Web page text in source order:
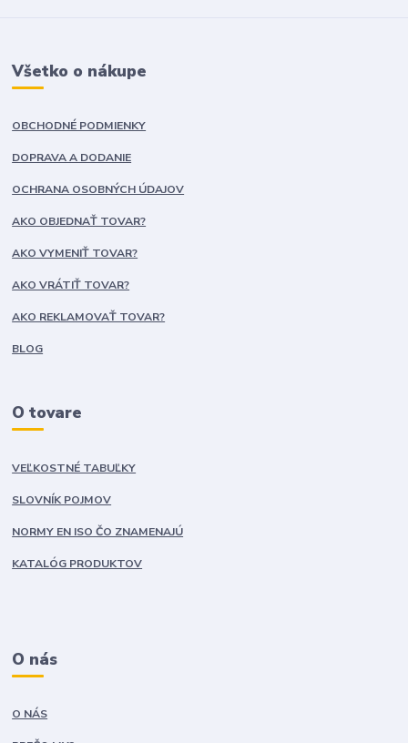
Všetko o nákupe
OBCHODNÉ PODMIENKY
DOPRAVA A DODANIE
OCHRANA OSOBNÝCH ÚDAJOV
AKO OBJEDNAŤ TOVAR?
AKO VYMENIŤ TOVAR?
AKO VRÁTIŤ TOVAR?
AKO REKLAMOVAŤ TOVAR?
BLOG
O tovare
VEĽKOSTNÉ TABUĽKY
SLOVNÍK POJMOV
NORMY EN ISO ČO ZNAMENAJÚ
KATALÓG PRODUKTOV
O nás
O NÁS